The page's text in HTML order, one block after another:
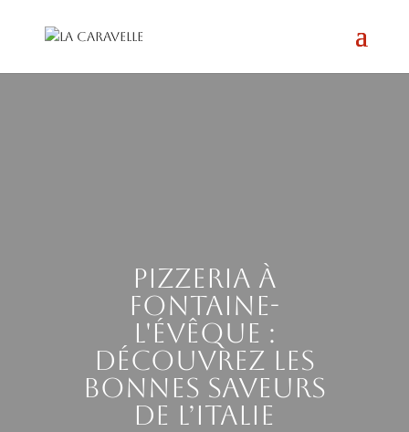
Pizzeria à
Fontaine-
l'Évêque :
découvrez les
bonnes saveurs
de l’Italie